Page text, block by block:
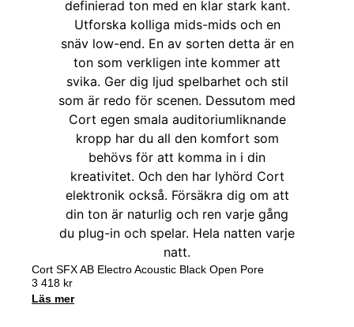
Cort SFX AB Electro Acoustic Black Open Pore
3 418 kr
Läs mer